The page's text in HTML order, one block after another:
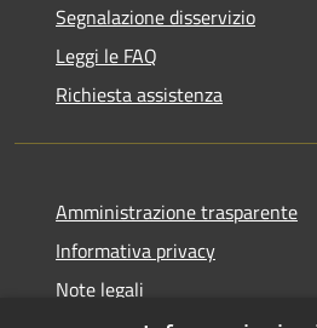
Segnalazione disservizio
Leggi le FAQ
Richiesta assistenza
Amministrazione trasparente
Informativa privacy
Note legali